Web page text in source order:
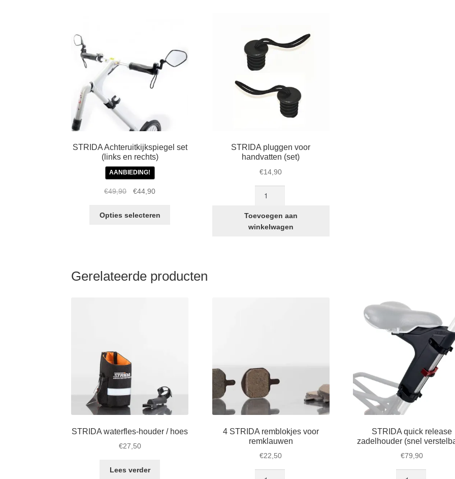
STRIDA Achteruitkijkspiegel set
(links en rechts)
AANBIEDING!
€49,90
Oorspronkelijke
was:
€44,90Huidige
is:
Opties selecteren
optie
STRIDA pluggen voor
handvatten (set)
€14,90
voor
handvatten
Toevoegen aan
winkelwagen
Gerelateerde producten
STRIDA waterfles-houder / hoes
€27,50
Lees verder
4 STRIDA remblokjes voor
remklauwen
€22,50
STRIDA quick release
zadelhouder (snel
€79,90